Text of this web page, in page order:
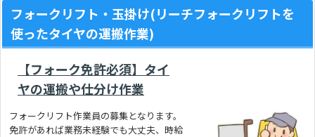
フォークリフト・玉掛け(リーチフォークリフトを
使ったタイヤの運搬作業)
【フォーク免許必須】タイ
ヤの運搬や仕分け作業
フォークリフト作業員の募集となります。
免許があれば業務未経験でも大丈夫、時給